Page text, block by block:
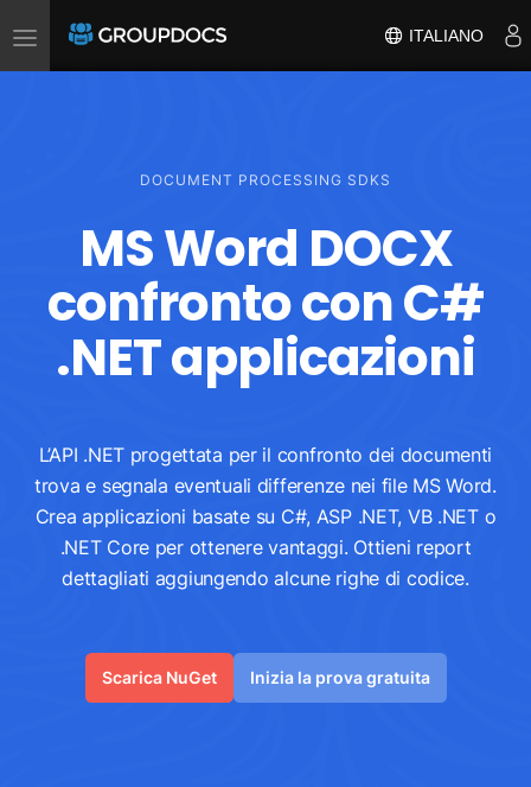
Toggle
navigation
ITALIANO
DOCUMENT PROCESSING SDKS
MS Word DOCX
confronto con C#
.NET applicazioni
L’API .NET progettata per il confronto dei documenti
trova e segnala eventuali differenze nei file MS Word.
Crea applicazioni basate su C#, ASP .NET, VB .NET o
.NET Core per ottenere vantaggi. Ottieni report
dettagliati aggiungendo alcune righe di codice.
Scarica NuGet Inizia la prova gratuita